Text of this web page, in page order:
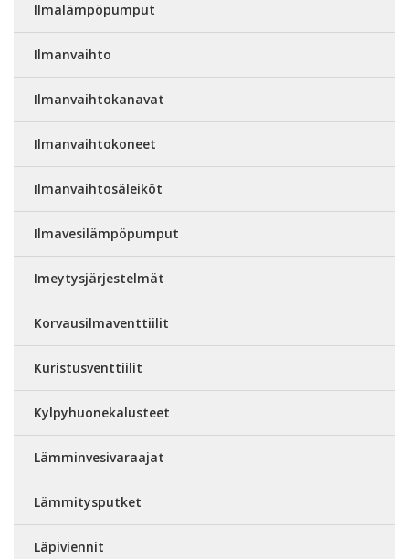
Ilmalämpöpumput
Ilmanvaihto
Ilmanvaihtokanavat
Ilmanvaihtokoneet
Ilmanvaihtosäleiköt
Ilmavesilämpöpumput
Imeytysjärjestelmät
Korvausilmaventtiilit
Kuristusventtiilit
Kylpyhuonekalusteet
Lämminvesivaraajat
Lämmitysputket
Läpiviennit